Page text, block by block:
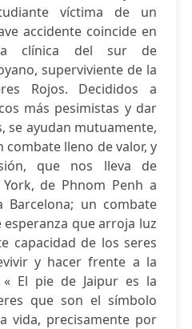
víctima de un
accidente coincide en
clínica del sur de
superviviente de la
Rojos. Decididos a
más pesimistas y dar
se ayudan mutuamente,
combate lleno de valor, y
que nos lleva de
de Phnom Penh a
Barcelona; un combate
que arroja luz
capacidad de los seres
y hacer frente a la
« El pie de Jaipur es la
que son el símbolo
vida, precisamente por